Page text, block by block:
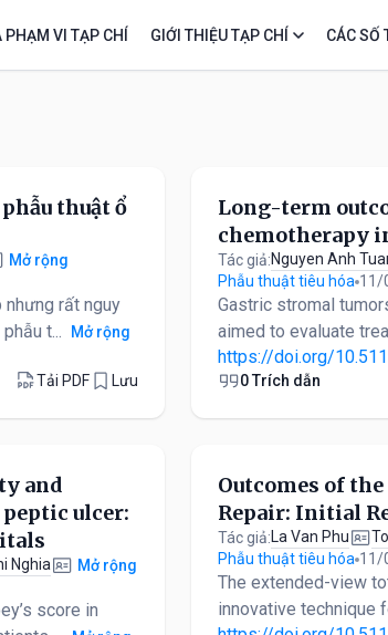
PHẠM VI TẠP CHÍ GIỚI THIỆU TẠP CHÍ CÁC SỐ
thuật ổ
Mở rộng
nhưng rất nguy
t...
Mở rộng
Tải PDF Lưu
Long-term
chemotherapy
Tác giả:Nguyen Anh
Phẫu thuật tiêu hóa 11/
Gastric stromal
aimed to evaluate
https://doi.org/
0 Trích dẫn
and
ulcer:
Nghia
Mở rộng
score in
Outcomes of
Repair: Initial
Tác giả:La Van Phu
Phẫu thuật tiêu hóa 11/
The extended-view
innovative technique